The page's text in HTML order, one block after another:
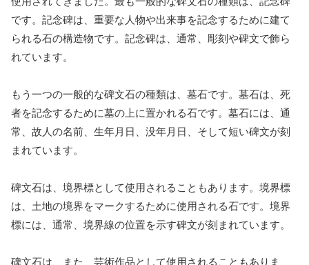
です。記念碑は、重要な人物や出来事を記念するために建て
られる石の構造物です。記念碑は、通常、彫刻や碑文で飾ら
れています。
もう一つの一般的な碑文石の種類は、墓石です。墓石は、死
者を記念するために墓の上に置かれる石です。墓石には、通
常、故人の名前、生年月日、没年月日、そして短い碑文が刻
まれています。
碑文石は、境界標として使用されることもあります。境界標
は、土地の境界をマークするために使用される石です。境界
標には、通常、境界線の位置を示す碑文が刻まれています。
碑文石は、また、芸術作品として使用されることもありま